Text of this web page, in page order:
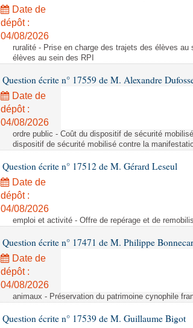
Date de
dépôt :
04/08/2026
ruralité - Prise en charge des trajets des élèves
élèves au sein des RPI
Question écrite n° 17559 de M. Alexandre
Date de
dépôt :
04/08/2026
ordre public - Coût du dispositif de sécurité
dispositif de sécurité mobilisé contre la
Question écrite n° 17512 de M. Gérard Leseul
Date de
dépôt :
04/08/2026
emploi et activité - Offre de repérage et de
Question écrite n° 17471 de M. Philippe
Date de
dépôt :
04/08/2026
animaux - Préservation du patrimoine cynophile
Question écrite n° 17539 de M. Guillaume Bigot